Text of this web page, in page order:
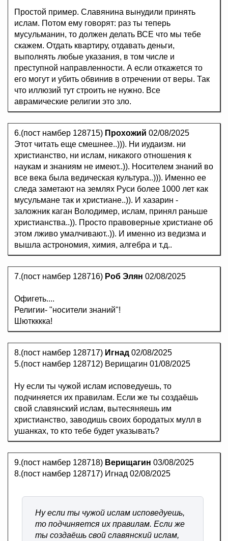
Простой пример. Славянина вынудили принять
ислам. Потом ему говорят: раз ты теперь
мусульманин, то должен делать ВСЕ что мы тебе
скажем. Отдать квартиру, отдавать деньги,
выполнять любые указания, в том числе и
преступной направленности. А если откажется то
его могут и убить обвинив в отречении от веры. Так
что иллюзий тут строить не нужно. Все
аврамические религии это зло.
6.(пост намбер 128715) Прохожий 02/08/2025
Этот читать еще смешнее..))). Ни иудаизм. ни
христианство, ни ислам, никакого отношения к
наукам и знаниям не имеют..)). Носителем знаний во
все века была ведическая культура..))). Именно ее
следа заметают на землях Руси более 1000 лет как
мусульмане так и христиане..)). И хазарин -
заложник каган Володимер, ислам, принял раньше
христианства..)). Просто правоверные христиане об
этом лживо умалчивают..)). И именно из ведизма и
вышла астрономия, химия, алгебра и т.д..
7.(пост намбер 128716) Роб Элян 02/08/2025
Офигеть....
Религии- "носители знаний"!
Шюткккка!
8.(пост намбер 128717) Игнад 02/08/2025
5.(пост намбер 128712) Верищагин 01/08/2025
Ну если ты чужой ислам исповедуешь, то
подчиняется их правилам. Если же ты создаёшь
свой славянский ислам, вытесяняешь им
христианство, заводишь своих бородатых мулл в
ушанках, то кто тебе будет указывать?
9.(пост намбер 128718) Верищагин 03/08/2025
8.(пост намбер 128717) Игнад 02/08/2025
Ну если ты чужой ислам исповедуешь,
то подчиняется их правилам. Если же
ты создаёшь свой славянский ислам,